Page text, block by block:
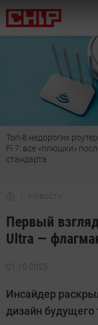
Подпишись на наш
мессенджере МАХ
Новости
Первый
Ultra —
01.10.2025
Автор:
Довлатова
Инсайдер
дизайн будущего